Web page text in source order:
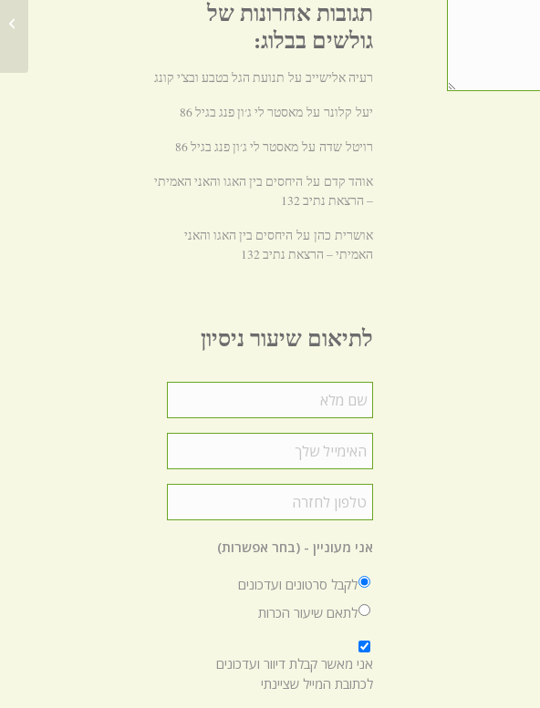
תגובות אחרונות של
גולשים בבלוג:
רעיה אלישייב על תנועת הגל בטבע ובצ'י קונג
יעל קלונר עלמאסטר לי ג׳ון פנג בגיל 86
רויטל שדה עלמאסטר לי ג׳ון פנג בגיל 86
אוהד קדם על היחסים בין האגו והאני האמיתי
– הרצאת נתיב 132
אושרית כהן על היחסים בין האגו והאני
האמיתי – הרצאת נתיב 132
לתיאום שיעור ניסיון
מלא *
שלך
*
לחזרה
*
אני מעוניין - (בחר אפשרות)
לקבל סרטונים ועדכונים
לתאם שיעור הכרות
*
אני מאשר קבלת דיוור ועדכונים
לכתובת המייל שציינתי
מה